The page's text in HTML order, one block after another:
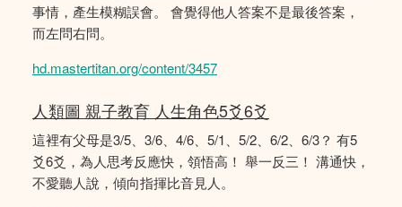
事情，產生模糊誤會。 會覺得他人答案不是最後答案，
而左問右問。
hd.mastertitan.org/content/3457
人類圖 親子教育 人生角色5爻6爻
這裡有父母是3/5、3/6、4/6、5/1、5/2、6/2、6/3？ 有5
爻6爻，為人思考反應快，領悟高！ 舉一反三！ 溝通快，
不愛聽人說，傾向指揮比音見人。